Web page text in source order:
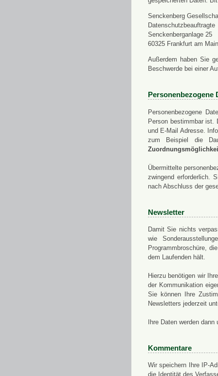
Senckenberg
Datenschutzbeauftragte
Senckenberganlage 25
60325 Frankfurt am Main
Außerdem haben Sie
Beschwerde bei einer
Personenbezogene
Personenbezogene
Person bestimmbar ist.
und E-Mail Adresse.
zum Beispiel die
Übermittelte
zwingend erforderlich.
nach Abschluss der
Newsletter
Damit Sie nichts
wie
Programmbroschüre,
dem Laufenden hält.
Hierzu benötigen wir
der Kommunikation
Sie können Ihre
Newsletters jederzeit
Ihre Daten werden
Kommentare
Wir speichern Ihre IP-
die Identität des